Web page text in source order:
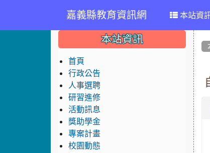
嘉義縣教育資訊網 本站資訊
::: 本站資訊
首頁
行政公告
人事選聘
研習進修
活動訊息
獎助學金
專案計畫
校園動態